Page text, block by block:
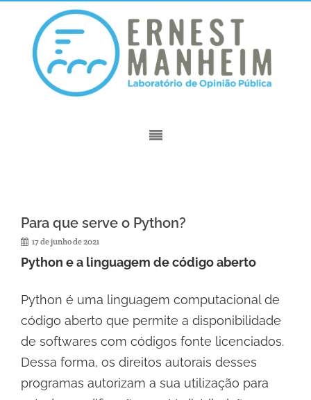
Para que serve o Python?
17 de junho de 2021
Python e a linguagem de código aberto
Python é uma linguagem computacional de
código aberto que permite a disponibilidade
de softwares com códigos fonte licenciados.
Dessa forma, os direitos autorais desses
programas autorizam a sua utilização para